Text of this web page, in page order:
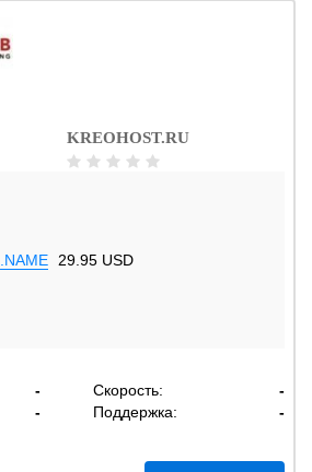
KREOHOST.RU
.NAME 29.95 USD
- Скорость:
-
- Поддержка: -